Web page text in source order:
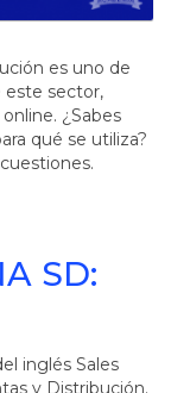
es uno de
este sector,
¿Sabes
qué se utiliza?
SD:
inglés Sales